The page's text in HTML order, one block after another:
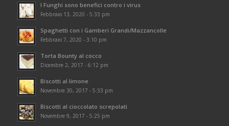
I Funghi sono benefici contro i virus
Febbraio 13, 2020 - 5:33 pm
Spaghetti con i Gamberi Grandi/Mazzancolle
Febbraio 7, 2020 - 3:10 pm
Torta Bounty al cocco
Dicembre 2, 2017 - 6:12 pm
Biscotti al limone
Novembre 30, 2017 - 5:33 pm
Biscotti al cioccolato screpolati
Novembre 9, 2017 - 5:25 pm